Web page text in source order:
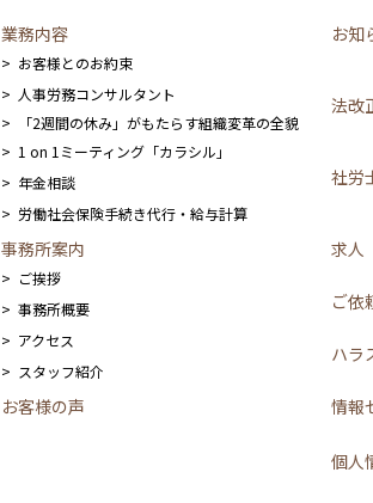
業務内容
お客様とのお約束
人事労務コンサルタント
「2週間の休み」がもたらす組織変革の全貌
1 on 1ミーティング「カラシル」
年金相談
労働社会保険手続き代行・給与計算
事務所案内
ご挨拶
事務所概要
アクセス
スタッフ紹介
お客様の声
お知
法改
社労
求人
ご依
ハラ
情報
個人